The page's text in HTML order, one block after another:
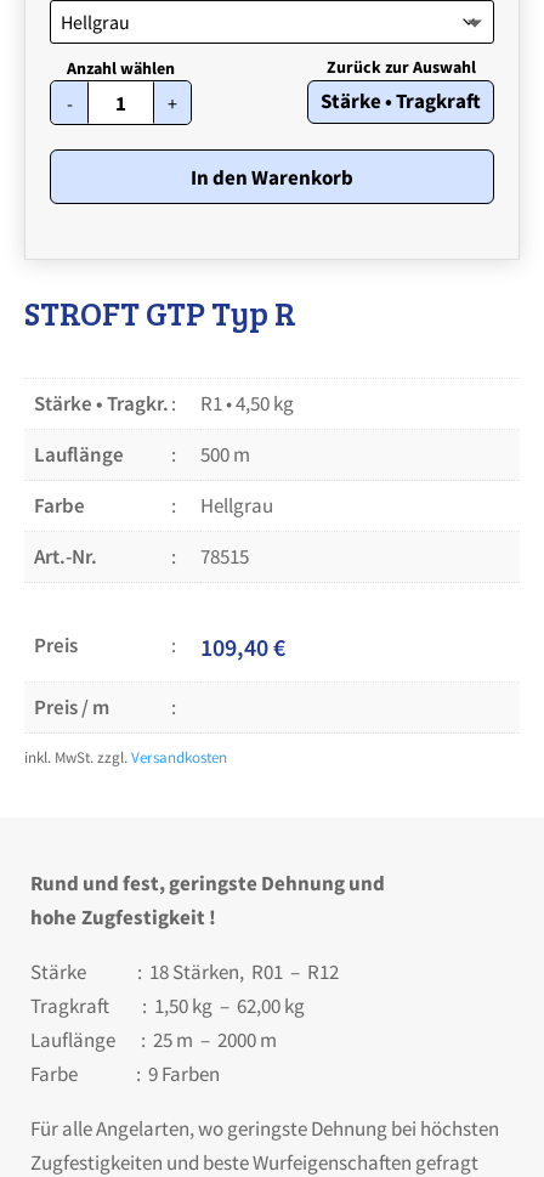
- STROFT
GTP
Typ
R
4,50
+ Stärke • Tragkraft
In den Warenkorb
STROFT GTP Typ R
Stärke • Tragkr.
R1 • 4,50 kg
Lauflänge
500 m
Farbe
Hellgrau
Art.-Nr.
78515
Preis 109,40€
Preis / m
inkl. MwSt. zzgl. Versandkosten
Rund und fest, geringste Dehnung und
hohe Zugfestigkeit !
Stärke : 18 Stärken, R01 – R12
Tragkraft : 1,50 kg – 62,00 kg
Lauflänge : 25 m – 2000 m
Farbe : 9 Farben
Für alle Angelarten, wo geringste Dehnung bei höchsten
Zugfestigkeiten und beste Wurfeigenschaften gefragt